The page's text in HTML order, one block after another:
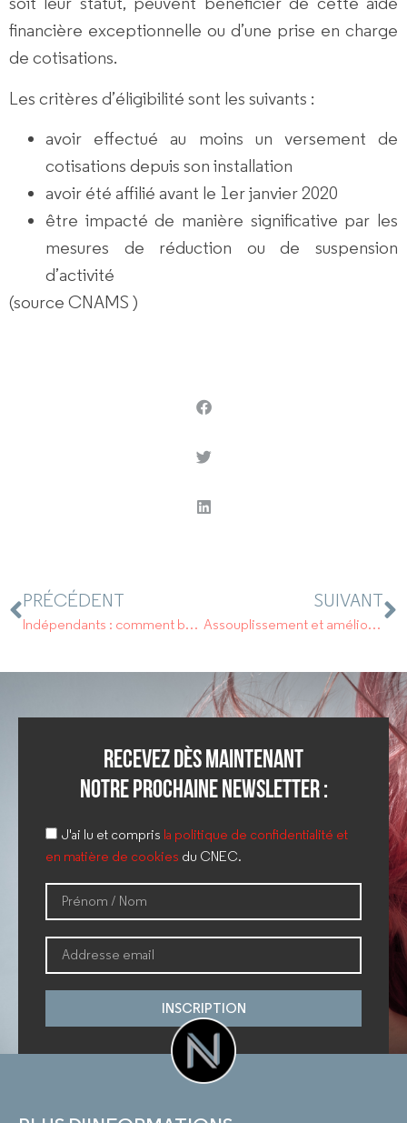
financière exceptionnelle ou d’une prise en charge
de cotisations.
Les critères d’éligibilité sont les suivants :
avoir effectué au moins un versement de
cotisations depuis son installation
avoir été affilié avant le 1er janvier 2020
être impacté de manière significative par les
mesures de réduction ou de suspension
d’activité
(source CNAMS )
PRÉCÉDENT
Indépendants : comment bénéficier de l’aide de 1.500 € ?
SUIVANT
Assouplissement et amélioration des modalités de versement de la prime Macron exonérée de charges sociales et d’impôt sur le revenu
Recevez dès maintenant
notre prochaine newsletter :
J'ai lu et compris la politique de confidentialité et
en matière de cookies du CNEC.
INSCRIPTION